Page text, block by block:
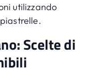
utilizzando
.
Scelte di